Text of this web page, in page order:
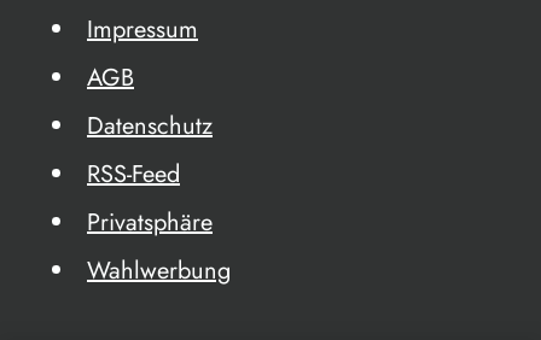
Impressum
AGB
Datenschutz
RSS-Feed
Privatsphäre
Wahlwerbung